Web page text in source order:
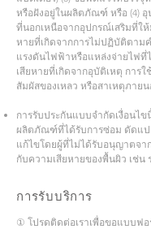
หรือฝังอยู่ในผลิตภัณฑ์ หรือ (4) อุ
ที่นอกเหนือจากอุปกรณ์เสริมที่ให้
หายที่เกิดจากการไม่ปฏิบัติตาม
แรงดันไฟฟ้าหรือแหล่งจ่ายไฟที่
เสียหายที่เกิดจากอุบัติเหตุ การ
สัมผัสของเหลว หรือสาเหตุภาย
การรับประกันแบบจำกัดเงื่อนไข
ผลิตภัณฑ์ที่ได้รับการซ่อม ดัดแป
แก้ไขโดยผู้ที่ไม่ได้รับอนุญาตจา
กับความเสียหายของพื้นผิว เช่น
การรับบริการ
① โปรดติดต่อเราเพื่อขอแบบฟอ